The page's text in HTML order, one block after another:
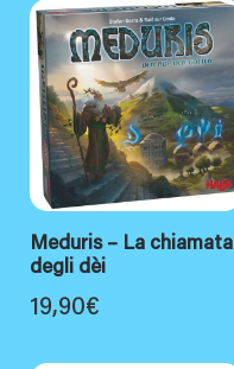
Meduris – La chiamata
degli dèi
19,90€